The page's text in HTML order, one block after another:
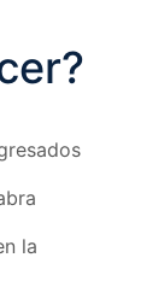
la